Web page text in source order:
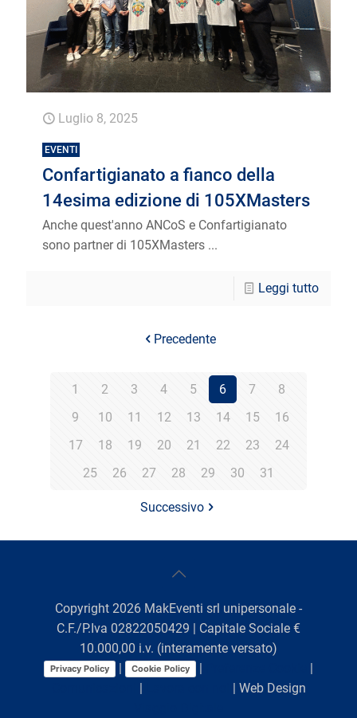
Luglio 8, 2025
EVENTI
Confartigianato a fianco della
14esima edizione di 105XMasters
Anche quest'anno ANCoS e Confartigianato
sono partner di 105XMasters ...
Leggi tutto
Precedente
1 2 3 4 5 6 7
8
9
10 11 12 13 14 15
16
17
18 19 20 21 22 23
24
25
26 27 28 29 30 31
Successivo
Copyright 2026 MakEventi srl unipersonale -
C.F./P.Iva 02822050429 | Capitale Sociale €
10.000,00 i.v. (interamente versato)
Privacy Policy | Cookie Policy |
|
|
| Web Design